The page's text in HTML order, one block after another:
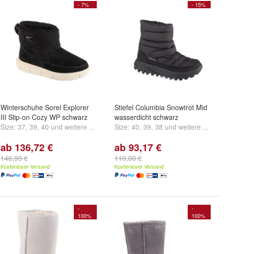
- 7%
Winterschuhe Sorel Explorer
III Slip-on Cozy WP schwarz
Size: 37, 39, 40 und weitere ...
ab 136,72 €
146,99 €
Kostenloser Versand
- 15%
Stiefel Columbia Snowtrot Mid
wasserdicht schwarz
Size: 40, 39, 38 und weitere ...
ab 93,17 €
110,00 €
Kostenloser Versand
-
100%
-
100%